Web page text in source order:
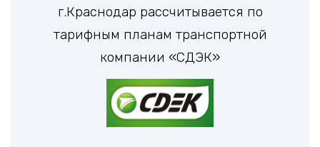
г.Краснодар рассчитывается по
тарифным планам транспортной
компании «СДЭК»